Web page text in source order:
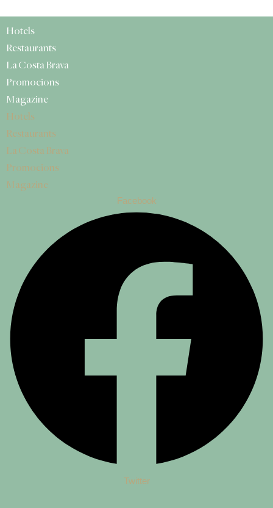
Hotels
Restaurants
La Costa Brava
Promocions
Magazine
Hotels
Restaurants
La Costa Brava
Promocions
Magazine
Facebook
Twitter